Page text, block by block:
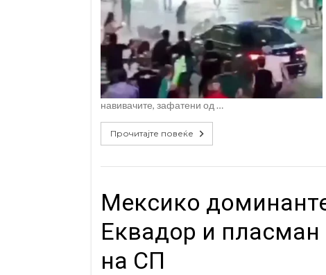
навивачите, зафатени од …
Прочитајте повеќе
Мексико
Еквадор и
на СП